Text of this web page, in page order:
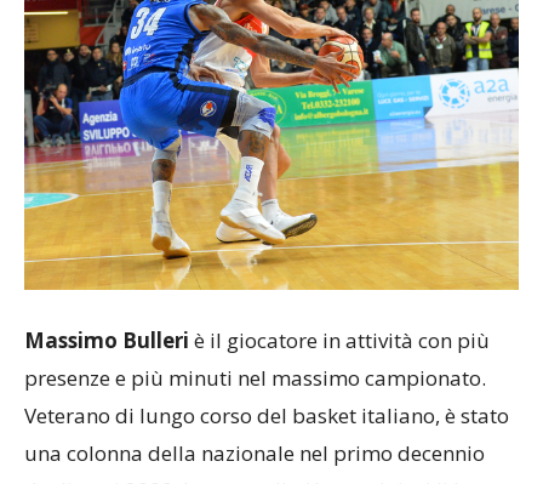
Massimo Bulleri è il giocatore in attività con più
presenze e più minuti nel massimo campionato.
Veterano di lungo corso del basket italiano, è stato
una colonna della nazionale nel primo decennio